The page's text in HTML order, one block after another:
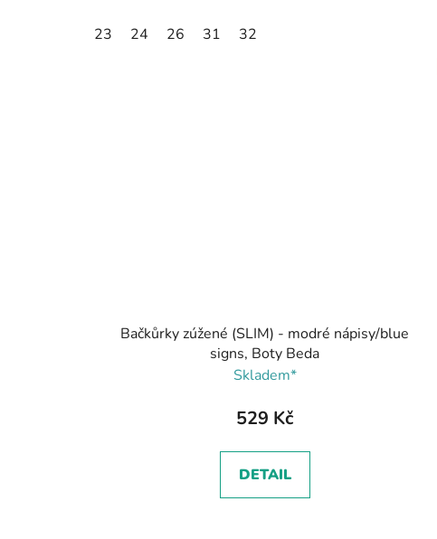
23 24 26 31 32
Bačkůrky zúžené (SLIM) - modré nápisy/blue
signs, Boty Beda
Skladem*
529 Kč
DETAIL